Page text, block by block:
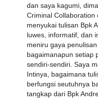
dan saya kagumi,
Criminal Collaboration
menyukai tulisan Bpk
luwes, informatif, dan
meniru gaya
bagaimanapun setiap
sendiri-sendiri. Saya
Intinya, bagaimana
berfungsi seutuhnya
tangkap dari Bpk